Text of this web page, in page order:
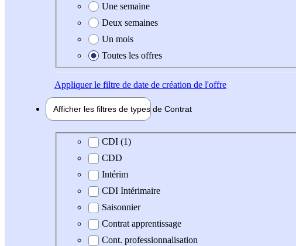
Une semaine
Deux semaines
Un mois
Toutes les offres
Appliquerle filtre de date de création de l'offre
Afficher les filtres de types de Contrat
Type de contrat
CDI (1)
CDD
Intérim
CDI Intérimaire
Saisonnier
Contrat apprentissage
Cont. professionnalisation